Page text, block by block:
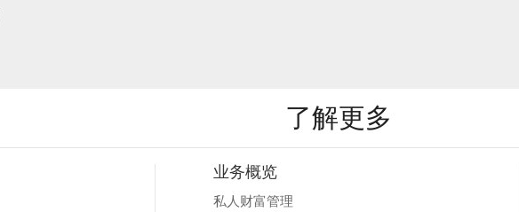
了解更多
业务概览
私人财富管理